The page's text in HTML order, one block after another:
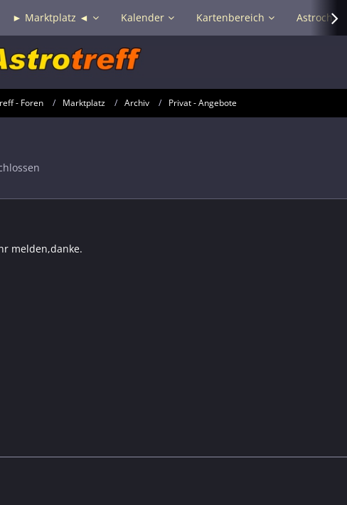
► Marktplatz ◄ Kalender Kartenbereich Astrochat
- Foren Marktplatz Archiv Privat - Angebote
melden,danke.